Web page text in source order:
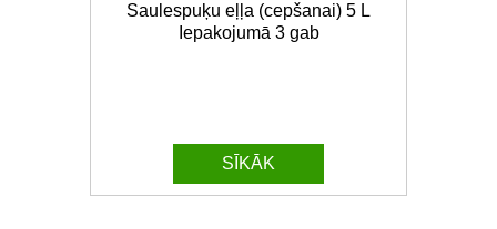
Saulespuķu eļļa (cepšanai) 5 L
Iepakojumā 3 gab
SĪKĀK